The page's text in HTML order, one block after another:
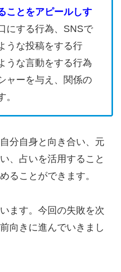
ことをアピールしす
にする行為、SNSで
うな投稿をする行
うな言動をする行為
ャーを与え、関係の
分自身と向き合い、元
、占いを活用すること
ることができます。
ます。今回の失敗を次
向きに進んでいきまし